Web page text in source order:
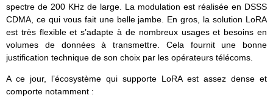
spectre de 200 KHz de large. La modulation est réalisée en DSSS
CDMA, ce qui vous fait une belle jambe. En gros, la solution LoRA
est très flexible et s’adapte à de nombreux usages et besoins en
volumes de données à transmettre. Cela fournit une bonne
justification technique de son choix par les opérateurs télécoms.
A ce jour, l’écosystème qui supporte LoRA est assez dense et
comporte notamment :